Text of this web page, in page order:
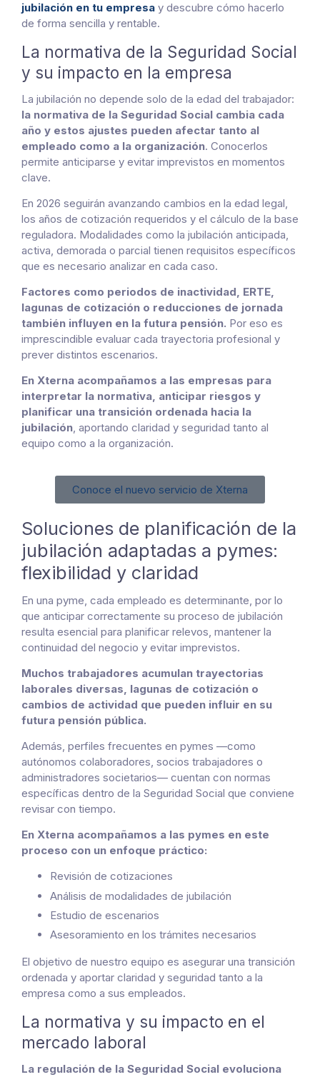
jubilación en tu empresa y descubre cómo hacerlo
de forma sencilla y rentable.
La normativa de la Seguridad Social
y su impacto en la empresa
La jubilación no depende solo de la edad del trabajador:
la normativa de la Seguridad Social cambia cada
año y estos ajustes pueden afectar tanto al
empleado como a la organización. Conocerlos
permite anticiparse y evitar imprevistos en momentos
clave.
En 2026 seguirán avanzando cambios en la edad legal,
los años de cotización requeridos y el cálculo de la base
reguladora. Modalidades como la jubilación anticipada,
activa, demorada o parcial tienen requisitos específicos
que es necesario analizar en cada caso.
Factores como periodos de inactividad, ERTE,
lagunas de cotización o reducciones de jornada
también influyen en la futura pensión. Por eso es
imprescindible evaluar cada trayectoria profesional y
prever distintos escenarios.
En Xterna acompañamos a las empresas para
interpretar la normativa, anticipar riesgos y
planificar una transición ordenada hacia la
jubilación, aportando claridad y seguridad tanto al
equipo como a la organización.
Conoce el nuevo servicio de Xterna
Soluciones de planificación de la
jubilación adaptadas a pymes:
flexibilidad y claridad
En una pyme, cada empleado es determinante, por lo
que anticipar correctamente su proceso de jubilación
resulta esencial para planificar relevos, mantener la
continuidad del negocio y evitar imprevistos.
Muchos trabajadores acumulan trayectorias
laborales diversas, lagunas de cotización o
cambios de actividad que pueden influir en su
futura pensión pública.
Además, perfiles frecuentes en pymes —como
autónomos colaboradores, socios trabajadores o
administradores societarios— cuentan con normas
específicas dentro de la Seguridad Social que conviene
revisar con tiempo.
En Xterna acompañamos a las pymes en este
proceso con un enfoque práctico:
Revisión de cotizaciones
Análisis de modalidades de jubilación
Estudio de escenarios
Asesoramiento en los trámites necesarios
El objetivo de nuestro equipo es asegurar una transición
ordenada y aportar claridad y seguridad tanto a la
empresa como a sus empleados.
La normativa y su impacto en el
mercado laboral
La regulación de la Seguridad Social evoluciona